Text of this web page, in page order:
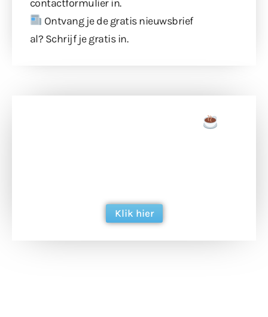
contactformulierin.
Ontvang je de gratis nieuwsbrief
al? Schrijf je gratis in.
Klik hier